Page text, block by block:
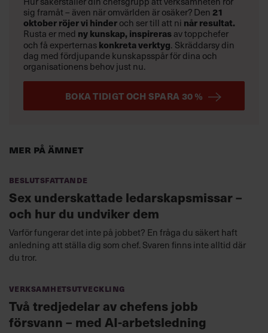
Mer på ämnet
Beslutsfattande
Sex underskattade ledarskapsmissar –
och hur du undviker dem
Varför fungerar det inte på jobbet? En fråga du säkert haft
anledning att ställa dig som chef. Svaren finns inte alltid där
du tror.
Verksamhetsutveckling
Två tredjedelar av chefens jobb
försvann – med AI-arbetsledning
sig framåt – även när omvärlden är osäker? Den 21
oktoberröjer vi hinderoch ser till att ni når resultat.
Rusta er med ny kunskap, inspirerasav toppchefer
och få experternaskonkreta verktyg. Skräddarsy din
dag med fördjupande kunskapsspår för dina och
organisationens behov just nu.
BOKA TIDIGT OCH SPARA 30 %